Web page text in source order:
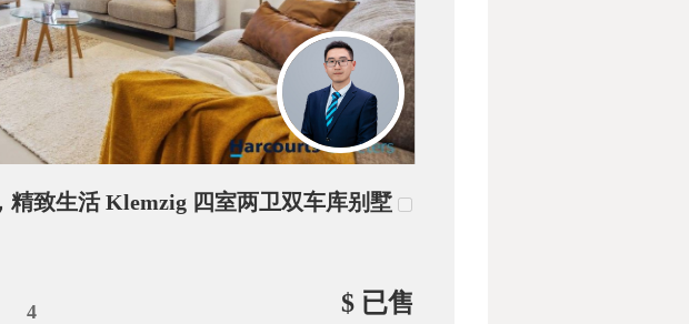
致生活 Klemzig 四室两卫双车库别墅
4 $ 已售